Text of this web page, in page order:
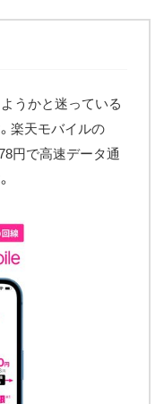
うかと迷っている
楽天モバイルの
円で高速データ通